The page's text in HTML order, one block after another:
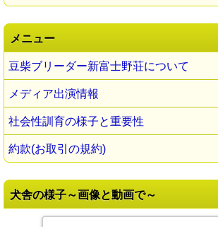
メニュー
豆柴ブリーダー新富士野荘について
メディア出演情報
社会性訓育の様子と重要性
約款(お取引の規約)
犬舎の様子～画像と動画で～